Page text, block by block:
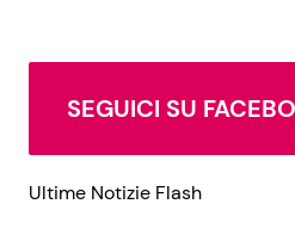
SEGUICI SU
Ultime Notizie Flash